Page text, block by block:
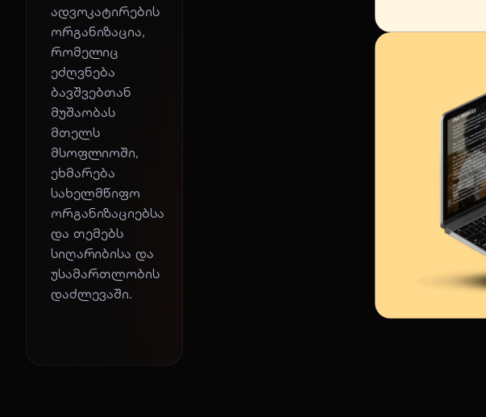
ადვოკატირების
ორგანიზაცია,
რომელიც
ეძღვნება
ბავშვებთან
მუშაობას
მთელს
მსოფლიოში,
ეხმარება
სახელმწიფო
ორგანიზაციებსა
და თემებს
სიღარიბისა და
უსამართლობის
დაძლევაში.